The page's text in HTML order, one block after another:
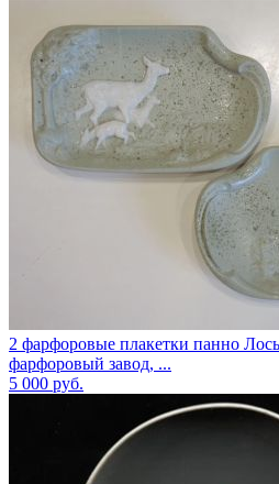
2 фарфоровые плакетки панно
фарфоровый завод, ...
5 000 руб.